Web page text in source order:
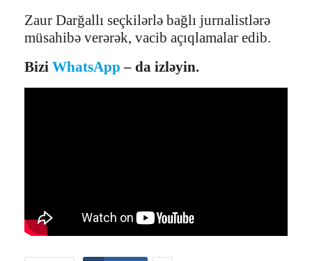
Zaur Darğallı seçkilərlə bağlı jurnalistlərə
müsahibə verərək, vacib açıqlamalar edib.
Bizi WhatsApp – da izləyin.